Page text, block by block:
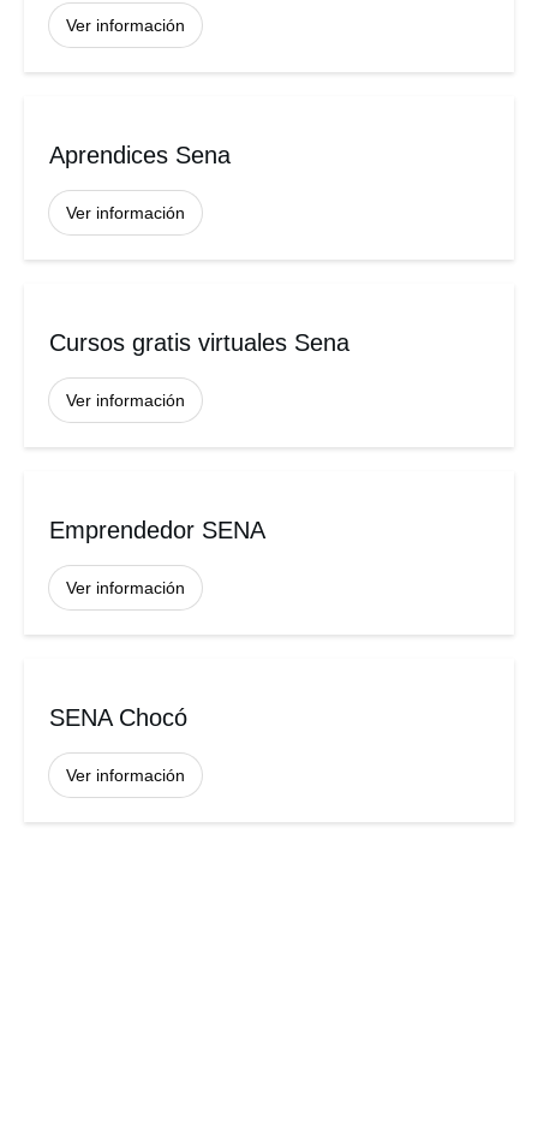
Ver información
Aprendices Sena
Ver información
Cursos gratis virtuales Sena
Ver información
Emprendedor SENA
Ver información
SENA Chocó
Ver información